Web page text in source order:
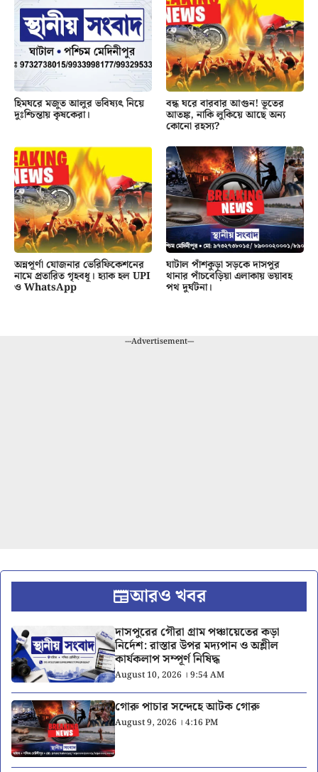
হিমঘরে মজুত আলুর ভবিষ্যৎ নিয়ে
দুঃশ্চিন্তায় কৃষকেরা।
বন্ধ ঘরে বারবার আগুন! ভূতের
আতঙ্ক, নাকি লুকিয়ে আছে অন্য
কোনো রহস্য?
অন্নপূর্ণা যোজনার ভেরিফিকেশনের
নামে প্রতারিত গৃহবধূ। হ্যাক হল UPI
ও WhatsApp
ঘাটাল পাঁশকুড়া সড়কে দাসপুর
থানার পাঁচবেড়িয়া এলাকায় ভয়াবহ
পথ দুর্ঘটনা।
---Advertisement---
আরও খবর
দাসপুরের গৌরা গ্রাম পঞ্চায়েতের কড়া
নির্দেশ: রাস্তার উপর মদ্যপান ও অশ্লীল
কার্যকলাপ সম্পূর্ণ নিষিদ্ধ
August 10, 2026 । 9:54 AM
গোরু পাচার সন্দেহে আটক গোরু
August 9, 2026 । 4:16 PM